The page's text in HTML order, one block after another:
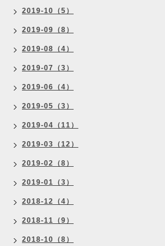
2019-10（5）
2019-09（8）
2019-08（4）
2019-07（3）
2019-06（4）
2019-05（3）
2019-04（11）
2019-03（12）
2019-02（8）
2019-01（3）
2018-12（4）
2018-11（9）
2018-10（8）